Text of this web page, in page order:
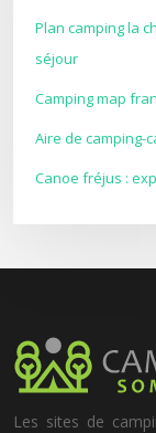
Plan camping la
séjour
Camping map
Aire de camping-
Canoe fréjus :
Les sites de